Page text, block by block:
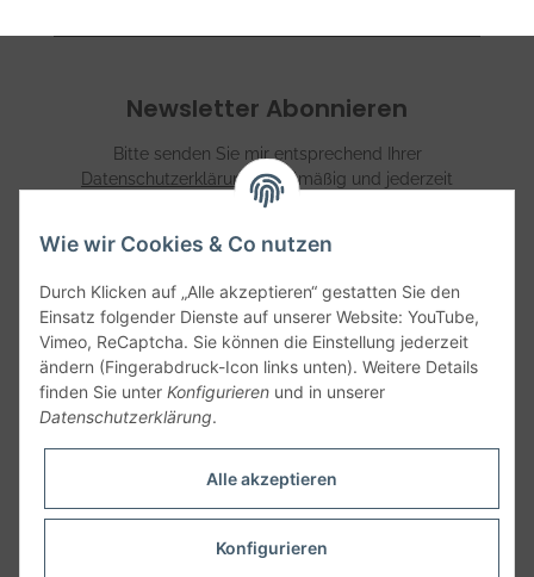
Newsletter Abonnieren
Bitte senden Sie mir entsprechend Ihrer
Datenschutzerklärungregelmäßig und jederzeit
widerruflich Informationen zu Ihrem Produktsortiment per
Abonnieren
Informationen
Wie wir Cookies & Co nutzen
Durch Klicken auf „Alle akzeptieren“ gestatten Sie den
Einsatz folgender Dienste auf unserer Website: YouTube,
Vimeo, ReCaptcha. Sie können die Einstellung jederzeit
ändern (Fingerabdruck-Icon links unten). Weitere Details
finden Sie unter Konfigurieren und in unserer
Datenschutzerklärung.
Alle akzeptieren
Konfigurieren